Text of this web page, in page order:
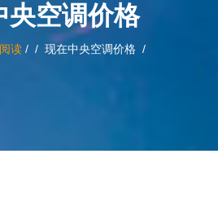
央空调价格
阅读/ 现在中央空调价格